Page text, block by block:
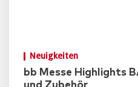
Neuigkeiten
bb Messe Highlights